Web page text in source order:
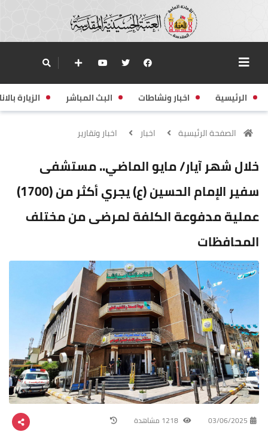
الرئيسية اخبار ونشاطات البث المباشر الزيارة
الصفحة الرئيسية اخبار اخبار وتقارير
خلال شهر آيار/ مايو الماضي.. مستشفى
سفير الإمام الحسين (ع) يجري أكثر من (1700)
عملية مدفوعة الكلفة لمرضى من مختلف
المحافظات
03/06/2025